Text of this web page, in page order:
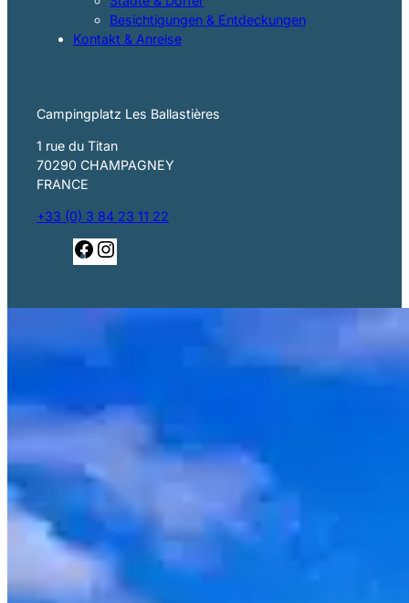
Besichtigungen & Entdeckungen
Kontakt & Anreise
Campingplatz Les Ballastières
1 rue du Titan
70290 CHAMPAGNEY
FRANCE
+33 (0) 3 84 23 11 22
Facebook